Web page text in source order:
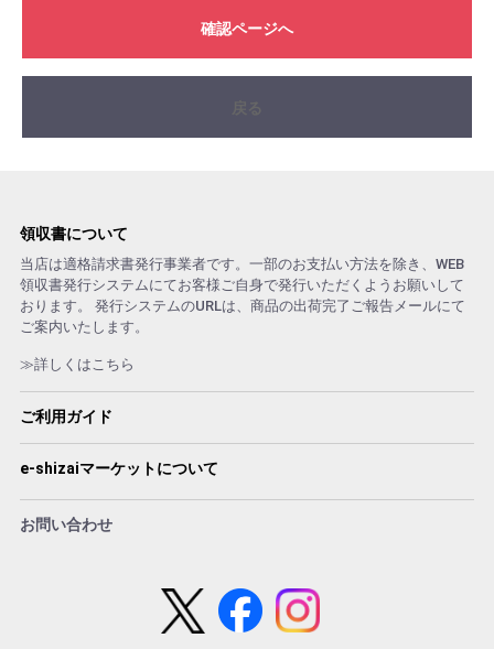
確認ページへ
領収書について
当店は適格請求書発行事業者です。一部のお支払い方法を除き、WEB
領収書発行システムにてお客様ご自身で発行いただくようお願いして
おります。 発行システムのURLは、商品の出荷完了ご報告メールにて
ご案内いたします。
≫詳しくはこちら
ご利用ガイド
e-shizaiマーケットについて
お問い合わせ